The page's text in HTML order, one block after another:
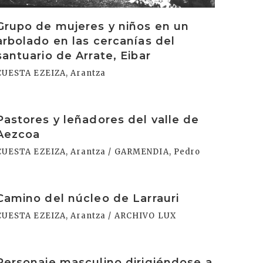
de mujeres y niños en un
en las cercanías del
de Arrate, Eibar
EZEIZA, Arantza
y leñadores del valle de
EZEIZA, Arantza / GARMENDIA, Pedro
del núcleo de Larrauri
EZEIZA, Arantza / ARCHIVO LUX